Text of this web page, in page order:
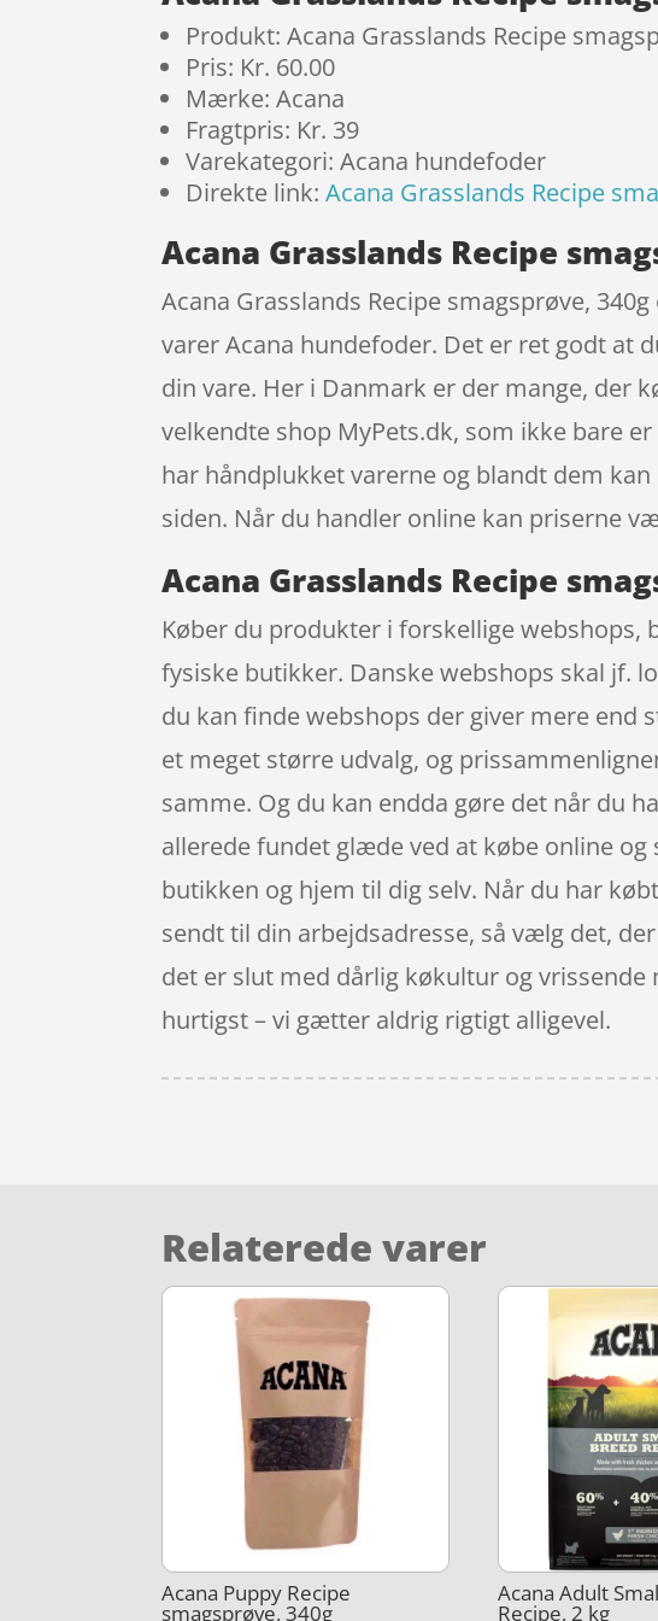
Produkt: Acana Grasslands Recipe
Pris: Kr. 60.00
Mærke: Acana
Fragtpris: Kr. 39
Varekategori: Acana hundefoder
Direkte link:Acana Grasslands Recipe
Acana Grasslands Recipe
Acana Grasslands Recipe smagsprøve,
varer Acana hundefoder. Det er ret godt at
din vare. Her i Danmark er der mange, der
velkendte shop MyPets.dk, som ikke bare
har håndplukket varerne og blandt dem
siden. Når du handler online kan priserne
Acana Grasslands Recipe
Køber du produkter i forskellige webshops,
fysiske butikker. Danske webshops skal jf.
du kan finde webshops der giver mere
et meget større udvalg, og
samme. Og du kan endda gøre det når du
allerede fundet glæde ved at købe online
butikken og hjem til dig selv. Når du har
sendt til din arbejdsadresse, så vælg det,
det er slut med dårlig køkultur og
hurtigst – vi gætter aldrig rigtigt alligevel.
Relaterede varer
Acana Puppy Recipe
smagsprøve, 340g
Acana Adult
Recipe, 2 kg